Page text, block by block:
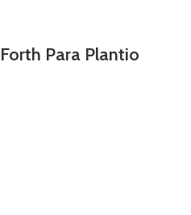
Para Plantio